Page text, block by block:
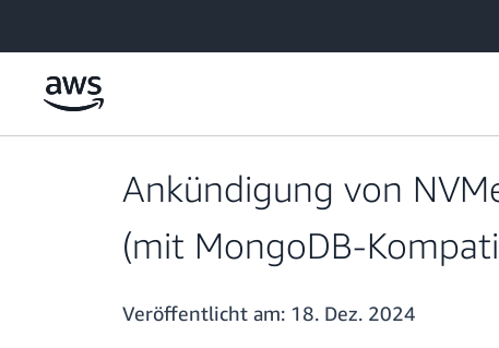
Ankündigung von
(mit MongoDB-
Veröffentlicht am: 18. Dez. 2024